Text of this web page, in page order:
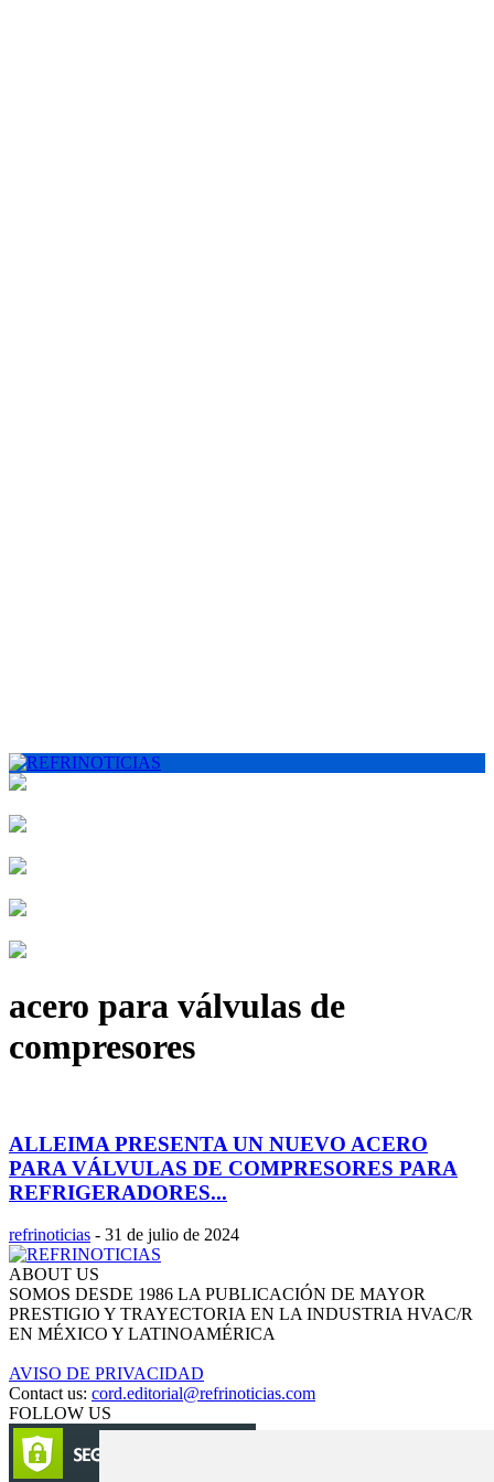
acero para válvulas de
compresores
ALLEIMA PRESENTA UN NUEVO ACERO
PARA VÁLVULAS DE COMPRESORES PARA
REFRIGERADORES...
refrinoticias - 31 de julio de 2024
ABOUT US
SOMOS DESDE 1986 LA PUBLICACIÓN DE MAYOR
PRESTIGIO Y TRAYECTORIA EN LA INDUSTRIA HVAC/R
EN MÉXICO Y LATINOAMÉRICA
AVISO DE PRIVACIDAD
Contact us: cord.editorial@refrinoticias.com
FOLLOW US